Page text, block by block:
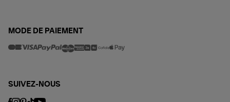
MODE DE PAIEMENT
SUIVEZ-NOUS